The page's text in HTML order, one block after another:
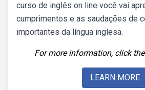
curso de inglês on line você vai
cumprimentos e as saudações de
importantes da língua inglesa.
For more information, click
LEARN MORE